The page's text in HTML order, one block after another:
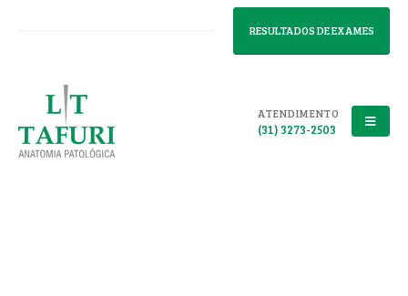
RESULTADOS DE EXAMES
ATENDIMENTO
(31) 3273-2503